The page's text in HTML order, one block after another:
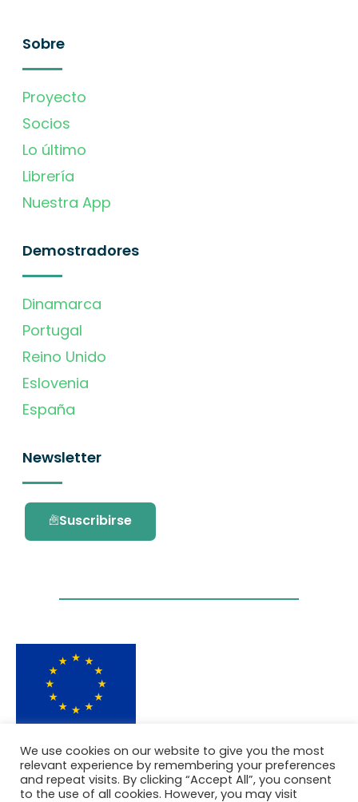
Sobre
Proyecto
Socios
Lo último
Librería
Nuestra App
Demostradores
Dinamarca
Portugal
Reino Unido
Eslovenia
España
Newsletter
Suscribirse
Este proyecto ha recibido financiación del
programa de investigación e innovación
Horizonte 2020 de la Unión Europea en virtud
del acuerdo de subvención No. 101036418.
We use cookies on our website to give you the most
relevant experience by remembering your preferences
and repeat visits. By clicking “Accept All”, you consent
to the use of all cookies. However, you may visit